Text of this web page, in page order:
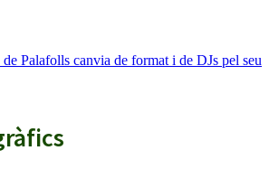
Palafolls canvia de format i de DJs pel seu